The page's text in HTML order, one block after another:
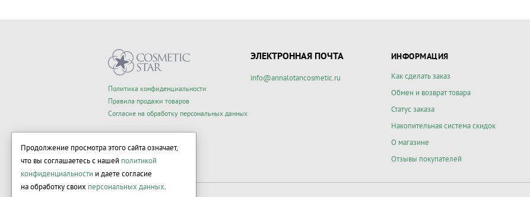
Политика конфиденциальности
Правила продажи товаров
Согласие на обработку персональных данных
ЭЛЕКТРОННАЯ ПОЧТА
info@annalotancosmetic.ru
ИНФОРМАЦИЯ
Как сделать заказ
Обмен и возврат товара
Статус заказа
Накопительная система скидок
О магазине
Отзывы покупателей
Продолжение просмотра этого сайта означает,
что вы соглашаетесь с нашей политикой
конфиденциальности и даете согласие
на обработку своих персональных данных.